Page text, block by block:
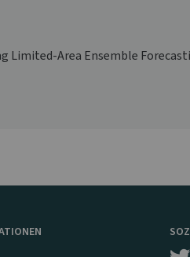
Limited-Area Ensemble